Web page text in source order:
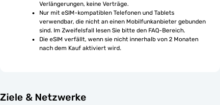
Verlängerungen, keine Verträge.
Nur mit eSIM-kompatiblen Telefonen und Tablets
verwendbar, die nicht an einen Mobilfunkanbieter gebunden
sind. Im Zweifelsfall lesen Sie bitte den FAQ-Bereich.
Die eSIM verfällt, wenn sie nicht innerhalb von 2 Monaten
nach dem Kauf aktiviert wird.
Ziele & Netzwerke